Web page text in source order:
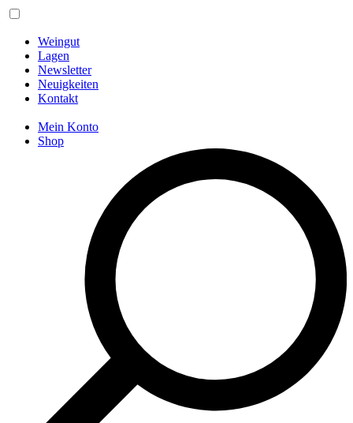
Weingut
Lagen
Newsletter
Neuigkeiten
Kontakt
Mein Konto
Shop